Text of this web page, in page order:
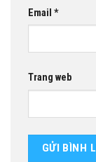
Email *
Trang web